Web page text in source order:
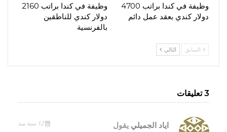
وظيفة في كندا براتب 4700
دولار كندي بعقد عمل دائم
وظيفة في كندا براتب 2160
دولار كندي للناطقين
بالفرنسية
السابق التالي
3 تعليقات
اياد الجميلي يقول 12 سنة منذ